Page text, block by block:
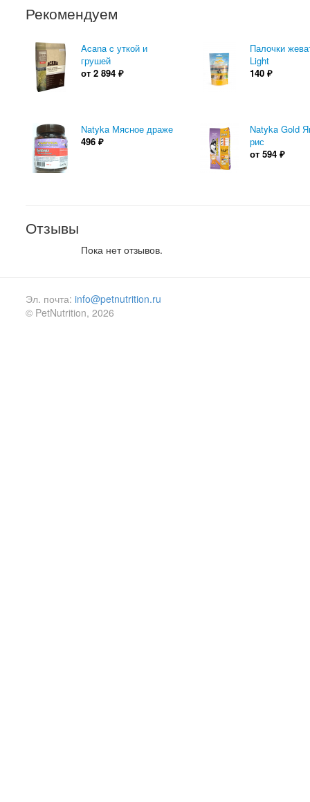
Рекомендуем
Acana c уткой и
грушей
от 2 894 ₽
Палочки
Light
140 ₽
Natyka Мясное драже
496 ₽
Natyka Gold
рис
от594 ₽
Отзывы
Пока нет отзывов.
Эл. почта: info@petnutrition.ru
© PetNutrition, 2026